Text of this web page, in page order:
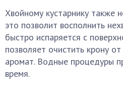
Хвойному кустарнику также
это позволит восполнить
быстро испаряется с
позволяет очистить крону
аромат. Водные процедуры
время.